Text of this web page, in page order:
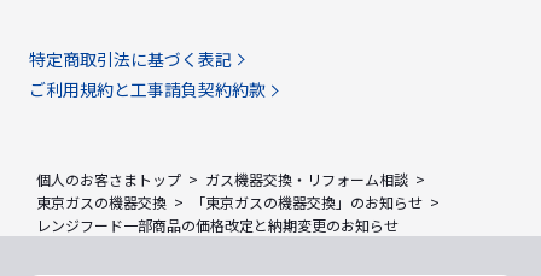
特定商取引法に基づく表記
ご利用規約と工事請負契約約款
個人のお客さまトップ
ガス機器交換・リフォーム相談
東京ガスの機器交換
「東京ガスの機器交換」のお知らせ
レンジフード一部商品の価格改定と納期変更のお知らせ